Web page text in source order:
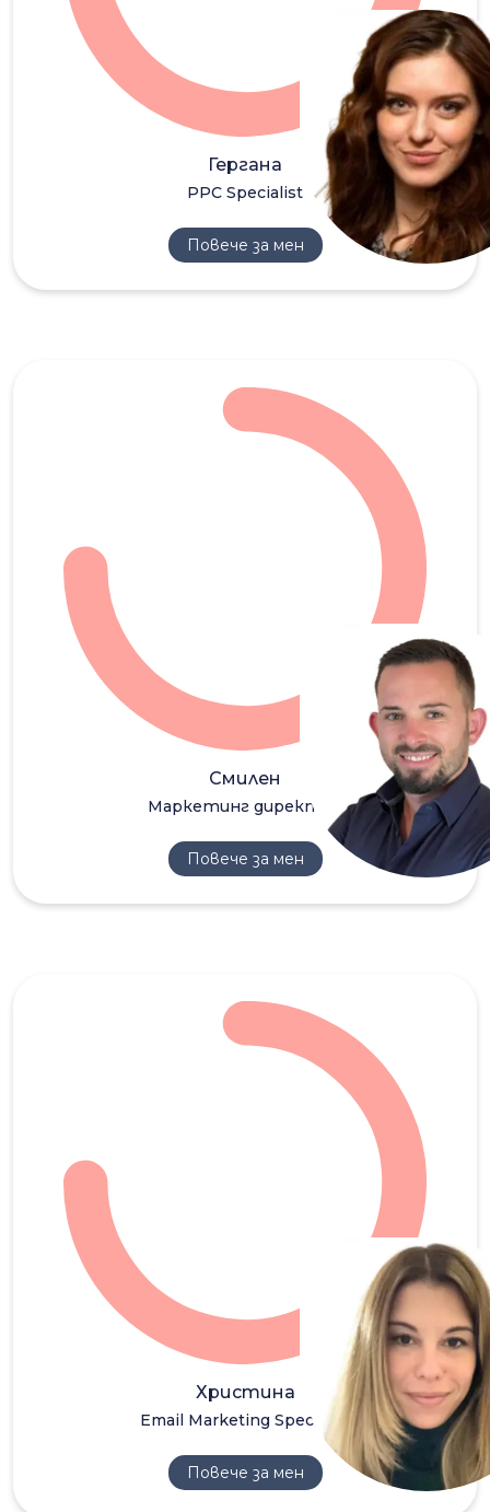
Гергана
PPC Specialist
Повече за мен
Смилен
Маркетинг директор
Повече за мен
Христина
Email Marketing Specialist
Повече за мен